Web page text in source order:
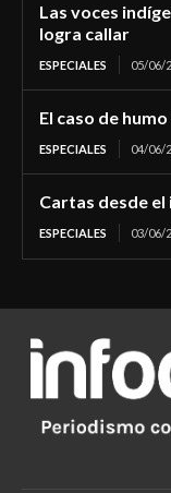
Las voces
logra callar
ESPECIALES 05/06/
El caso de
ESPECIALES 04/06/
Cartas desde
ESPECIALES 03/06/